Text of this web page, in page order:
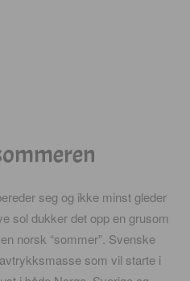
seg og ikke minst gleder
sol dukker det opp en grusom
norsk “sommer”. Svenske
som vil starte i